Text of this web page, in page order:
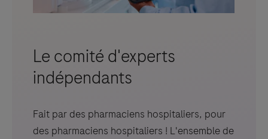
Le comité d'experts
indépendants
Fait par des pharmaciens hospitaliers, pour
des pharmaciens hospitaliers ! L'ensemble de